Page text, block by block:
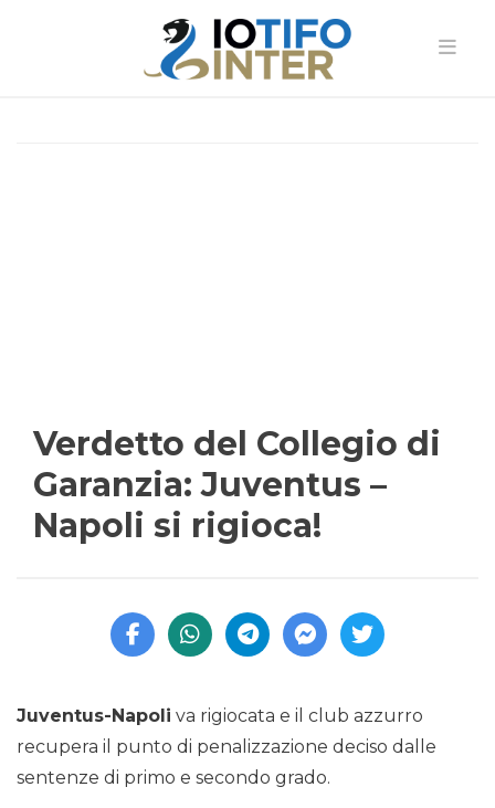
Verdetto del Collegio di
Garanzia: Juventus –
Napoli si rigioca!
Juventus-Napoli va rigiocata e il club azzurro
recupera il punto di penalizzazione deciso dalle
sentenze di primo e secondo grado.